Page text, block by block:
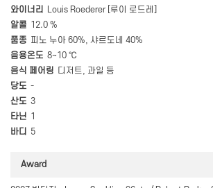
와이너리
Louis Roederer [루이 로드레]
알콜 12.0 %
품종 피노 누아 60%, 샤르도네 40%
음용온도 8~10 ℃
음식 페어링 디저트, 과일 등
당도 -
산도 3
타닌 1
바디
5
Award